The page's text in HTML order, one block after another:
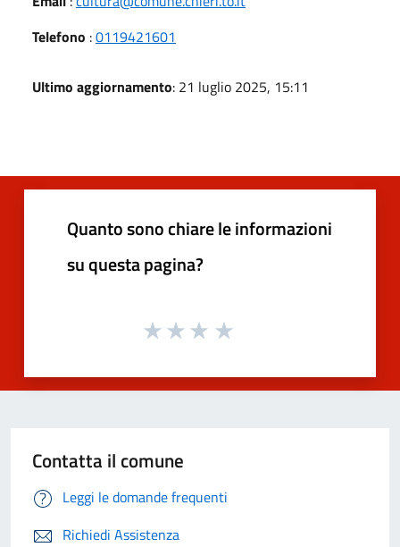
Telefono :0119421601
Ultimo aggiornamento: 21 luglio 2025, 15:11
Quanto sono chiare le informazioni
su questa pagina?
Contatta il comune
Leggi le domande frequenti
Richiedi Assistenza